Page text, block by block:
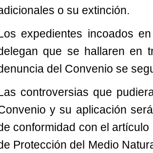
o su extinción.
expedientes incoados
que se hallaren en
del Convenio se
controversias que
y su aplicación
conformidad con el
Protección del Medio